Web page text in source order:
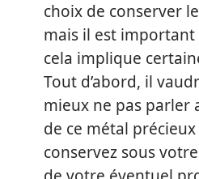
choix de conserver
mais il est
cela implique
Tout d’abord, il
mieux ne pas parler
de ce métal
conservez sous